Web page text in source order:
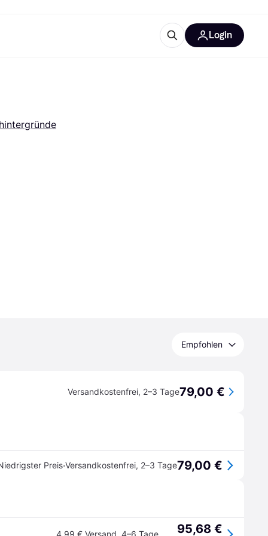
Login
Empfohlen
Versandkostenfrei, 2–3 Tage79,00 €
Preis·Versandkostenfrei, 2–3 Tage79,00 €
4,99 € Versand, 4–6 Tage 95,68 €